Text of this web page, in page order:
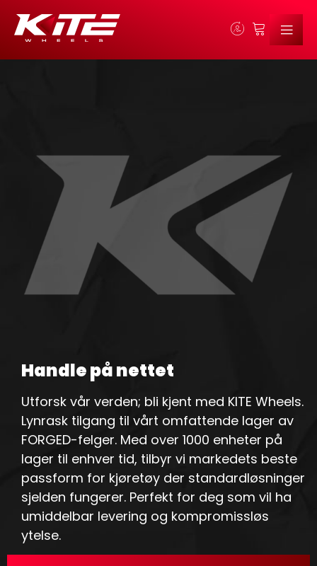
Handle på nettet
Utforsk vår verden; bli kjent med KITE Wheels.
Lynrask tilgang til vårt omfattende lager av
FORGED-felger. Med over 1000 enheter på
lager til enhver tid, tilbyr vi markedets beste
passform for kjøretøy der standardløsninger
sjelden fungerer. Perfekt for deg som vil ha
umiddelbar levering og kompromissløs
ytelse.